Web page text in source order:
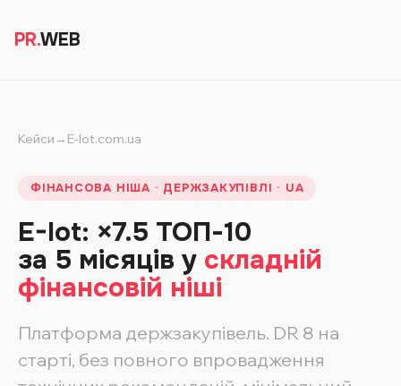
PR.WEB
Кейси → E-lot.com.ua
ФІНАНСОВА НІША · ДЕРЖЗАКУПІВЛІ · UA
E-lot: ×7.5 ТОП-10
за 5 місяців у складній
фінансовій ніші
Платформа держзакупівель. DR 8 на
старті, без повного впровадження